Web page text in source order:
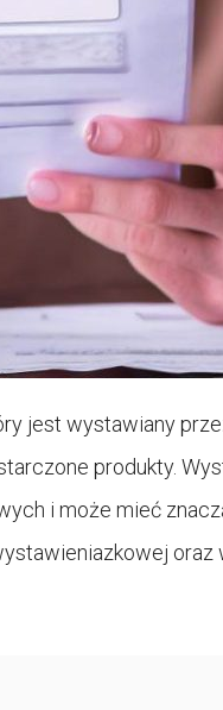
jest wystawiany
produkty.
i może mieć